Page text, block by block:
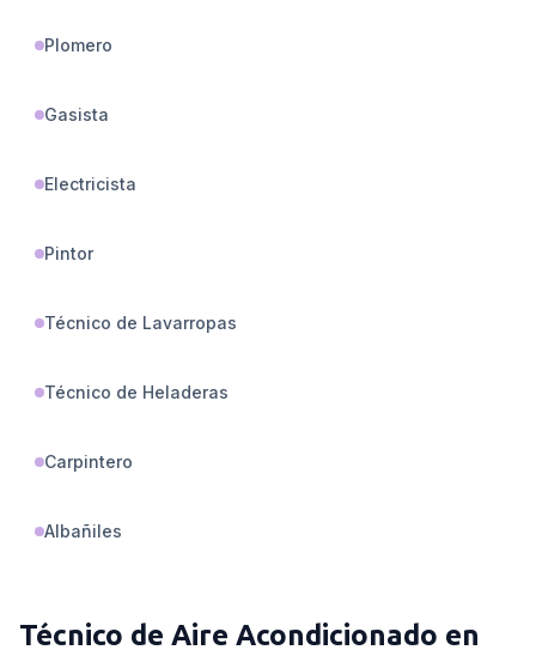
Plomero
Gasista
Electricista
Pintor
Técnico de Lavarropas
Técnico de Heladeras
Carpintero
Albañiles
Técnico de Aire Acondicionado en